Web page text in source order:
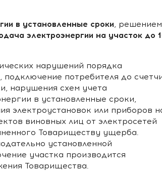
в установленные сроки, решением
электроэнергии на участок до
нарушений порядка
подключение потребителя до
нарушения схем учета
в установленные сроки,
электроустановок или приборов
виновных лиц от электросетей
Товариществу ущерба.
установленной
участка производится
Товарищества.